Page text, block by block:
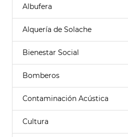
Albufera
Alquería de Solache
Bienestar Social
Bomberos
Contaminación Acústica
Cultura